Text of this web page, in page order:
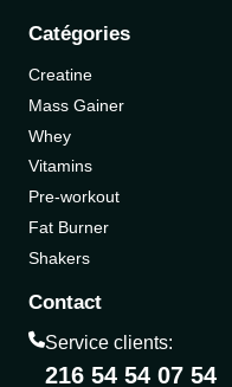
Catégories
Creatine
Mass Gainer
Whey
Vitamins
Pre-workout
Fat Burner
Shakers
Contact
Service clients:
216 54 54 07 54